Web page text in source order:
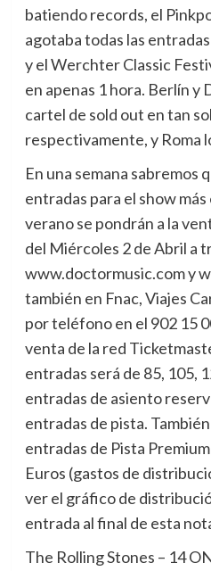
batiendo records, el
agotaba todas las
y el Werchter Classic
en apenas 1 hora. Berlín y
cartel de sold out en tan
respectivamente, y Roma
En una semana sabremos
entradas para el show
verano se pondrán a la
del Miércoles 2 de Abril a
www.doctormusic.com y
también en Fnac, Viajes
por teléfono en el 902 15
venta de la red
entradas será de 85, 105,
entradas de asiento
entradas de pista.
entradas de Pista
Euros (gastos de
ver el gráfico de
entrada al final de esta
The Rolling Stones – 14